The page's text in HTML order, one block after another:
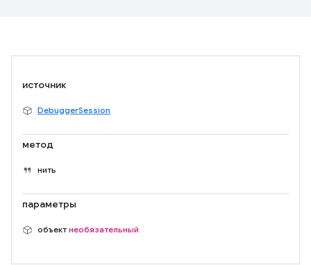
источник
DebuggerSession
метод
нить
параметры
объект необязательный